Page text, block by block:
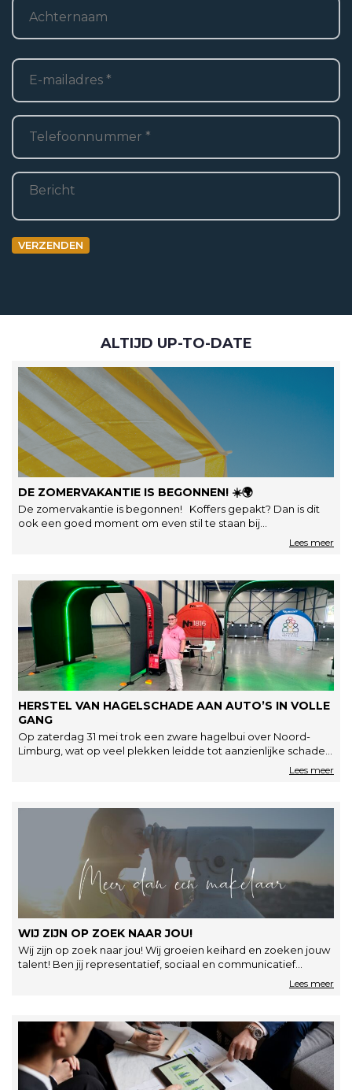
E-
mailadres*
Telefoon
Bericht
VERZENDEN
ALTIJD UP-TO-DATE
DE ZOMERVAKANTIE IS BEGONNEN! ☀️🌍
De zomervakantie is begonnen! Koffers gepakt? Dan is dit
ook een goed moment om even stil te staan bij…
HERSTEL VAN HAGELSCHADE AAN AUTO’S IN VOLLE
GANG
Op zaterdag 31 mei trok een zware hagelbui over Noord-
Limburg, wat op veel plekken leidde tot aanzienlijke schade.
WIJ ZIJN OP ZOEK NAAR JOU!
Wij zijn op zoek naar jou! Wij groeien keihard en zoeken jouw
talent! Ben jij representatief, sociaal en communicatief